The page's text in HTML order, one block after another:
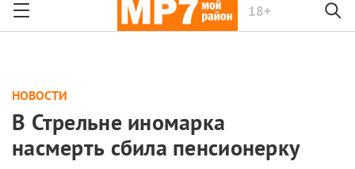
18+
НОВОСТИ
В Стрельне иномарка
насмерть сбила пенсионерку